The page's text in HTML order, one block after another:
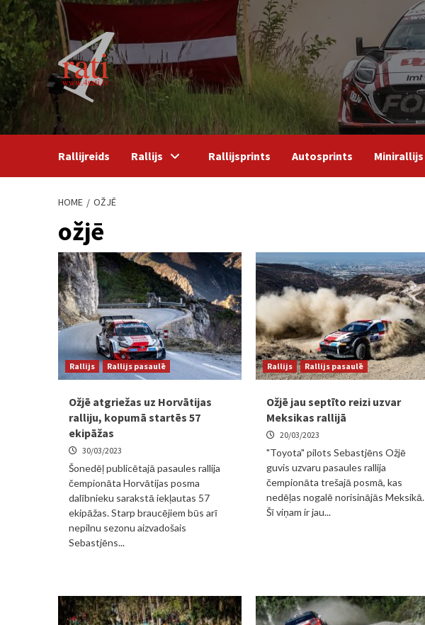
Skip
to
content
Rallijreids Rallijs Rallijsprints Autosprints Minirallijs
HOME OŽJĒ
ožjē
Rallijs Rallijs pasaulē
Ožjē atgriežas uz Horvātijas
ralliju, kopumā startēs 57
ekipāžas
30/03/2023
Šonedēļ publicētajā pasaules rallija
čempionāta Horvātijas posma
dalībnieku sarakstā iekļautas 57
ekipāžas. Starp braucējiem būs arī
nepilnu sezonu aizvadošais
Sebastjēns...
Rallijs Rallijs pasaulē
Ožjē jau septīto reizi uzvar
Meksikas rallijā
20/03/2023
"Toyota" pilots Sebastjēns Ožjē
guvis uzvaru pasaules rallija
čempionāta trešajā posmā, kas
nedēļas nogalē norisinājās Meksikā.
Šī viņam ir jau...